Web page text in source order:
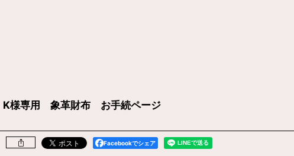
K様専用 象革財布 お手続ページ
Facebookでシェア